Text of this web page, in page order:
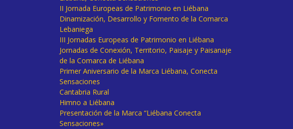
II Jornada Europeas de Patrimonio en Liébana
Dinamización, Desarrollo y Fomento de la Comarca
Lebaniega
III Jornadas Europeas de Patrimonio en Liébana
Jornadas de Conexión, Territorio, Paisaje y Paisanaje
de la Comarca de Liébana
Primer Aniversario de la Marca Liébana, Conecta
Sensaciones
Cantabria Rural
Himno a Liébana
Presentación de la Marca “Liébana Conecta
Sensaciones»